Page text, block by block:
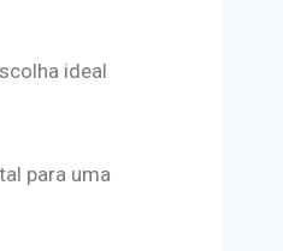
ideal
para uma